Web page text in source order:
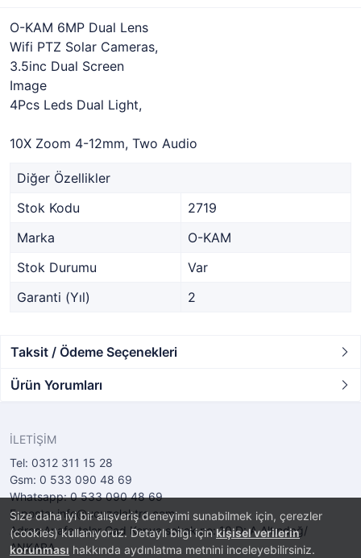
Size daha iyi bir alışveriş deneyimi sunabilmek için, çerezler
(cookies) kullanıyoruz. Detaylı bilgi içinkişisel verilerin
korunması hakkında aydınlatma metnini inceleyebilirsiniz.
O-KAM 6MP Dual Lens
Wifi PTZ Solar Cameras,
3.5inc Dual Screen
Image
4Pcs Leds Dual Light,
10X Zoom 4-12mm, Two Audio
Diğer Özellikler
Stok Kodu
2719
Marka
O-KAM
Stok Durumu
Var
Garanti (Yıl)
2
Taksit / Ödeme Seçenekleri
Ürün Yorumları
İLETİŞİM
Tel: 0312 311 15 28
Gsm: 0 533 090 48 69
Whatsapp: 0 533 090 48 69
E-posta: info@ucuzelektro.com
Adres:Anafartalar Cad Konya sokak no: 10 D: A Altındağ/
ANKARA